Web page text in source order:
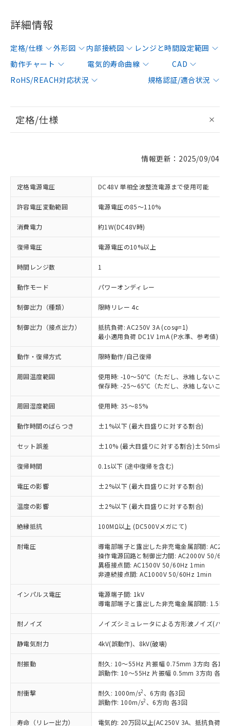
詳細情報
定格/仕様 外形図 内部接続図
レンジと時間設定範囲
動作チャート
電気的寿命曲線
CAD
RoHS/REACH対応状況
規格認証/適合状況
定格/仕様
情報更新：2025/09/04
定格電源電圧 DC48V 単相全波整流電源まで使用可能
許容電圧変動範囲 電源電圧の85～110%
消費電力 約1W(DC48V時)
復帰電圧 電源電圧の10%以上
時間レンジ数 1
動作モード パワーオンディレー
制御出力（種類） 限時リレー 4c
制御出力（接点出力）
抵抗負荷: AC250V 3A (cosφ=1)
最小適用負荷 DC1V 1mA (P水準、参考値)
動作・復帰方式 限時動作/自己復帰
周囲温度範囲
使用時: -10～50℃（ただし、氷結しないこと
保存時: -25～65℃（ただし、氷結しないこと
周囲湿度範囲 使用時: 35～85%
動作時間のばらつき ±1%以下 (最大目盛りに対する割合)
セット誤差 ±10% (最大目盛りに対する割合)±50ms以下
復帰時間 0.1s以下 (途中復帰を含む)
電圧の影響 ±2%以下 (最大目盛りに対する割合)
温度の影響 ±2%以下 (最大目盛りに対する割合)
絶縁抵抗 100MΩ以上 (DC500Vメガにて)
耐電圧
導電部端子と露出した非充電金属部間:
操作電源回路と制御出力間: AC2000V 50/
異極接点間: AC1500V 50/60Hz 1min
非連続接点間: AC1000V 50/60Hz 1min
インパルス電圧
電源端子間: 1kV
導電部端子と露出した非充電金属部間: 1.5kV
耐ノイズ ノイズシミュレータによる方形波ノイズ(パ
静電気耐力 4kV(誤動作)、8kV(破壊)
耐振動
耐久: 10～55Hz 片振幅 0.75mm 3方向 各1h
誤動作: 10～55Hz 片振幅 0.5mm 3方向 各
耐衝撃 耐久: 1000m/s2 、6方向 各3回
誤動作: 100m/s2 、6方向 各3回
寿命（リレー出力） 電気的: 20万回以上(AC250V 3A、抵抗負荷
ご利用条件
以下の条件をお読みいただき、同意のうえ
ご利用ください。
本サービスは、当社制御機器事業取扱
商品の当社在庫状況および標準価格
(税抜)を提供させていただくもので
当社制御機器事業取扱商品の中には、
本サービスの対象外となる商品もある
ことをご了承ください。
在庫状況および標準価格照会結果は、
記載している更新日時点での社内デー
タに基づき作成されるものであり、閲
覧された時点での実際の在庫および標
準価格とは異なる場合があることをご
※1 対応状況
対応済み：EU RoHS指令（10物質）の
非含有に対応した製品が提供可能な商品で
す。
対応予定：EU RoHS指令（10物質）の非含
有に対応した製品に切り替える予定のある
対応予定なし：EU RoHS指令（10物質）の
非含有に非対応の商品で、対応品を出す予
調査・確認中：EU RoHS指令（10物質）の
商品です。
非該当品：ライセンス料など無形物で、有
害物質有無と関係のない商品です。
仕入先様の事情により、非含有部品として
いたものが、含有品と判明した場合などや
むを得ず変更することがあります。
*EU RoHS指令（10物質）：
鉛(Pb) 1000ppm以下、 水銀(Hg) 1000ppm以下、 カド
ミウム(Cd) 100ppm以下、
六価クロム(Cr(Ⅵ)) 1000ppm以下、ポリ臭化ビフェニル
※1 中国RoHS○×表
基準値以下であることを示します。
「×」：最大均質材料含有率が中国RoHSの
基準値を超えていることを示します。
「－」：未確認です。当社販売部門へお問
い合わせください。
*中国RoHS10物質の基準値 (GB/T26572)：
Pb(鉛) :1000ppm、 Hg(水銀) : 1000ppm、 Cd(カドミウ
ム) : 100ppm、
当社は、これら貴社製品のうち、外国
為替および外国貿易法に定める商品
（以下｢規制貨物等」という）を輸出
または国外への提供する場合は、日本
国政府の輸出許可(または役務取引許
可)を取得するなどの必要な手続きを